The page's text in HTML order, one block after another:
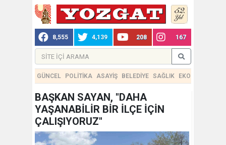
8,555 4,139 208 167
GÜNCEL POLİTİKA ASAYİŞ BELEDİYE SAĞLIK EKONOMİ
BAŞKAN SAYAN, "DAHA
YAŞANABİLİR BİR İLÇE İÇİN
ÇALIŞIYORUZ"